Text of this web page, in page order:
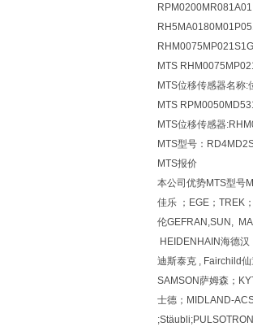
RPM0200MR081A01
MTS
MTS位移传感器名称:
MTS
MTS位移传感器
MTS型号：
MTS报价
本公司优势MTS型号
佳乐 ；EGE；TREK
伦GEFRAN,SUN,
HEIDENHAIN海德
迪斯泰克 , Fairchild
SAMSON萨姆森；
士德；MIDLAND-